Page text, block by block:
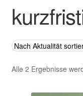
Alle 2 Ergebnisse